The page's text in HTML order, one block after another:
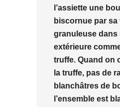
l’assiette une
biscornue par sa
granuleuse dans
extérieure
truffe. Quand on
la truffe, pas de
blanchâtres de
l’ensemble est